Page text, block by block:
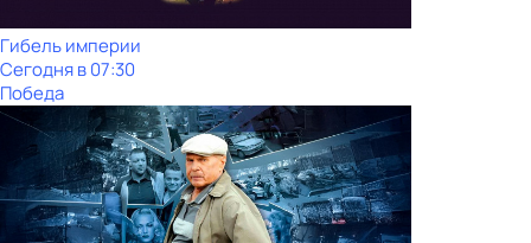
Гибель империи
Сегодня в 07:30
Победа